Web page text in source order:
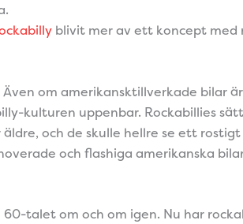
blivit mer av ett koncept med
om amerikansktillverkade bilar
kulturen uppenbar. Rockabillies
och de skulle hellre se ett rostigt
och flashiga amerikanska
60-talet om och om igen. Nu har